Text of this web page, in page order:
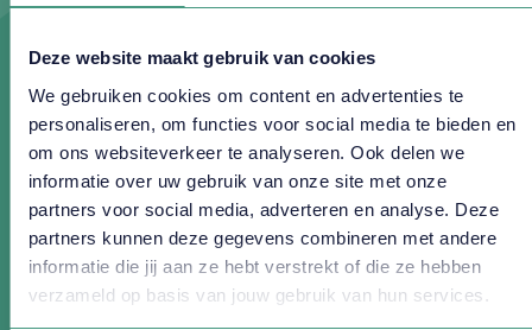
Deze website maakt gebruik van cookies
We gebruiken cookies om content en advertenties te
personaliseren, om functies voor social media te bieden en
om ons websiteverkeer te analyseren. Ook delen we
informatie over uw gebruik van onze site met onze
partners voor social media, adverteren en analyse. Deze
partners kunnen deze gegevens combineren met andere
informatie die jij aan ze hebt verstrekt of die ze hebben
verzameld op basis van jouw gebruik van hun services.
085 - 212 5970